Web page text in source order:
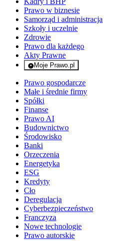
Prawo w biznesie
Samorząd i administracja
Szkoły i uczelnie
Zdrowie
Prawo dla każdego
Akty Prawne
Moje Prawo.pl
- rejestracja i logowanie do
Prawo gospodarcze
Małe i średnie firmy
Spółki
Finanse
Prawo AI
Budownictwo
Środowisko
Banki
Orzeczenia
Energetyka
ESG
Kredyty
Cło
Deregulacja
Cyberbezpieczeństwo
Franczyza
Nowe technologie
Prawo autorskie